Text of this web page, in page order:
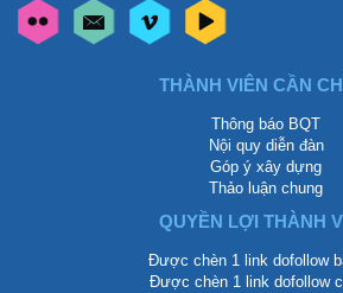
THÀNH VIÊN CẦN
Thông báo BQT
Nội quy diễn đàn
Góp ý xây dựng
Thảo luận chung
QUYỀN LỢI THÀNH
Được chèn 1 link dofollow
Được chèn 1 link dofollow